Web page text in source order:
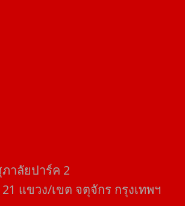
าลัยปาร์ค​ 2
แขวง/เขต​ จตุจักร​ กรุงเทพฯ